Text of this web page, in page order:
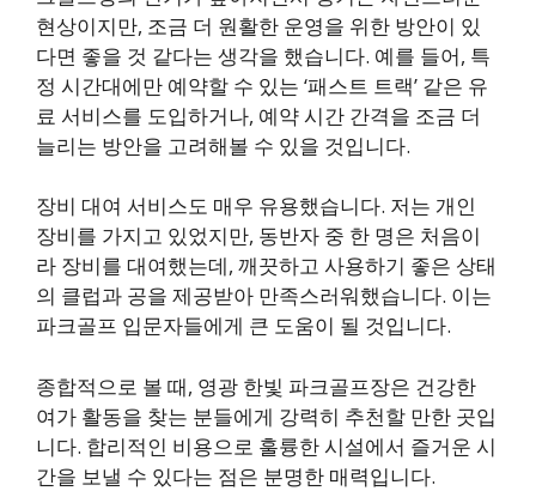
현상이지만, 조금 더 원활한 운영을 위한 방안이 있
다면 좋을 것 같다는 생각을 했습니다. 예를 들어, 특
정 시간대에만 예약할 수 있는 ‘패스트 트랙’ 같은 유
료 서비스를 도입하거나, 예약 시간 간격을 조금 더
늘리는 방안을 고려해볼 수 있을 것입니다.
장비 대여 서비스도 매우 유용했습니다. 저는 개인
장비를 가지고 있었지만, 동반자 중 한 명은 처음이
라 장비를 대여했는데, 깨끗하고 사용하기 좋은 상태
의 클럽과 공을 제공받아 만족스러워했습니다. 이는
파크골프 입문자들에게 큰 도움이 될 것입니다.
종합적으로 볼 때, 영광 한빛 파크골프장은 건강한
여가 활동을 찾는 분들에게 강력히 추천할 만한 곳입
니다. 합리적인 비용으로 훌륭한 시설에서 즐거운 시
간을 보낼 수 있다는 점은 분명한 매력입니다.